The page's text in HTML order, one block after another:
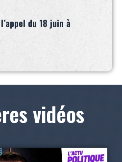
du 18 juin à
vidéos